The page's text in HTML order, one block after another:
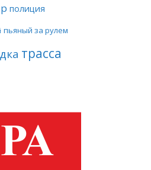
полиция
пьяный за рулем
трасса